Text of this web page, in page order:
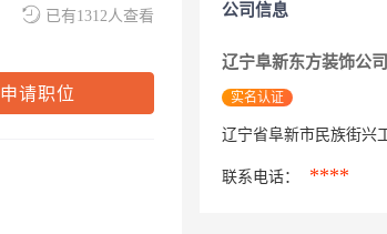
已有1312人查看
申请职位
公司信息
辽宁阜新东方装饰公司
实名认证
辽宁省阜新市民族街兴
联系电话： ****